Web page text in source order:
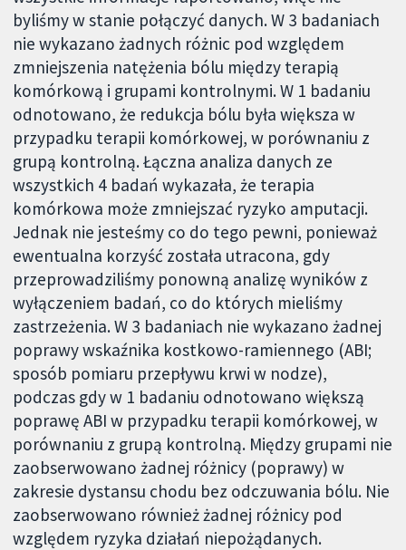
byliśmy w stanie połączyć danych. W 3 badaniach
nie wykazano żadnych różnic pod względem
zmniejszenia natężenia bólu między terapią
komórkową i grupami kontrolnymi. W 1 badaniu
odnotowano, że redukcja bólu była większa w
przypadku terapii komórkowej, w porównaniu z
grupą kontrolną. Łączna analiza danych ze
wszystkich 4 badań wykazała, że terapia
komórkowa może zmniejszać ryzyko amputacji.
Jednak nie jesteśmy co do tego pewni, ponieważ
ewentualna korzyść została utracona, gdy
przeprowadziliśmy ponowną analizę wyników z
wyłączeniem badań, co do których mieliśmy
zastrzeżenia. W 3 badaniach nie wykazano żadnej
poprawy wskaźnika kostkowo-ramiennego (ABI;
sposób pomiaru przepływu krwi w nodze),
podczas gdy w 1 badaniu odnotowano większą
poprawę ABI w przypadku terapii komórkowej, w
porównaniu z grupą kontrolną. Między grupami nie
zaobserwowano żadnej różnicy (poprawy) w
zakresie dystansu chodu bez odczuwania bólu. Nie
zaobserwowano również żadnej różnicy pod
względem ryzyka działań niepożądanych.